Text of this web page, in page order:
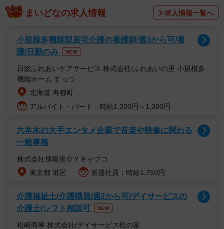
「パナソニックから注意が出てた。蛍光灯を電気工事なし
でLEDに変えた場合このリスクがあるのです。蛍光灯は安
定器を通してランプが点灯する。安定器は必要な始動電圧
なLEDにつないでしまってるため問題が起きる可能性があ
るのです」
まいどなの求人情報 求人情報一覧へ
小規模多機能型居宅介護の看護師/週3から可/看
護/日勤のみ
NEW
日総ふれあいケアサービス 株式会社/ふれあいの里 小規模多
機能ホーム すっつ
北海道 寿都町
アルバイト・パート：時給1,200円～1,300円
六本木の大手エンタメ企業で音楽や映像に関わる
一般事務
株式会社博報堂ＤＹキャプコ
東京都 港区
派遣社員：時給1,750円
介護福祉士/介護職員/週2から可/デイサービスの
介護士/シフト相談可
NEW
松崎商事 株式会社/デイサービス松の家